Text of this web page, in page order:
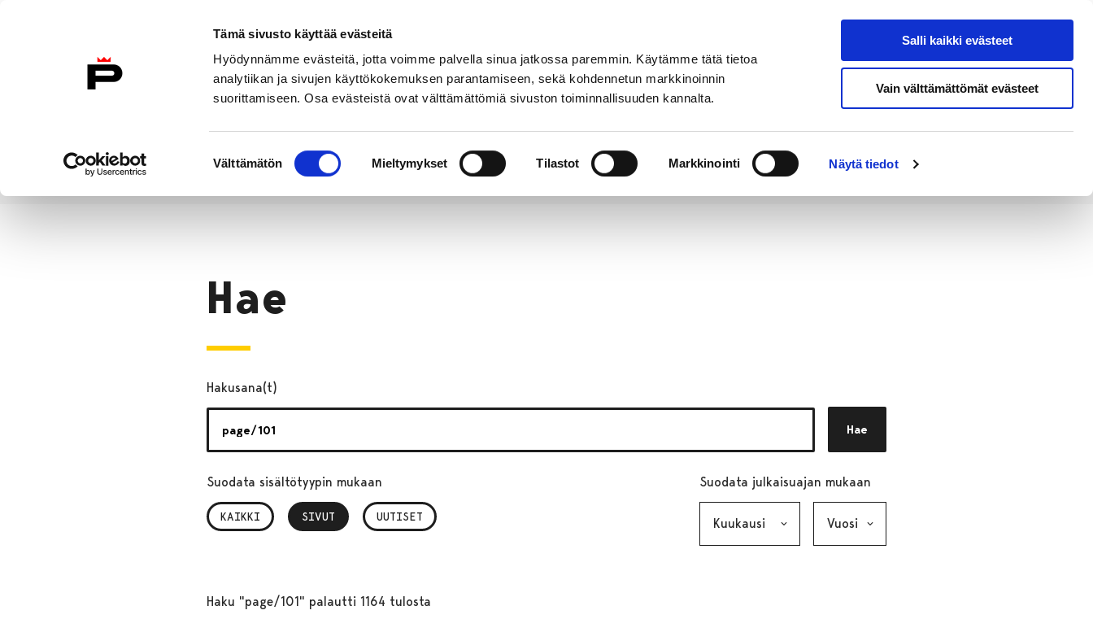
Tämä sivusto käyttää evästeitä
Hyödynnämme evästeitä, jotta voimme palvella sinua jatkossa paremmin. Käytämme tätä tietoa
analytiikan ja sivujen käyttökokemuksen parantamiseen, sekä kohdennetun markkinoinnin
suorittamiseen. Osa evästeistä ovat välttämättömiä sivuston toiminnallisuuden kannalta.
valinta
Välttämätön Mieltymykset Tilastot Markkinointi Näytä tiedot
Salli kaikki evästeet
Vain välttämättömät evästeet
Etusivulle
Hae sivustolta
Etusivu
Hae
Hakusana(t)
Hae
Suodata sisältötyypin mukaan
KAIKKI SIVUT
, VALITTU UUTISET
Suodata julkaisuajan mukaan
Haku "page/101" palautti 1164 tulosta